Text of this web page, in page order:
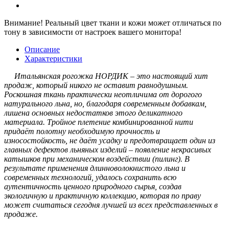
Внимание! Реальный цвет ткани и кожи может отличаться по
тону в зависимости от настроек вашего монитора!
Описание
Характеристики
Итальянская рогожка НОРДИК – это настоящий хит
продаж, который никого не оставит равнодушным.
Роскошная ткань практически неотличима от дорогого
натурального льна, но, благодаря современным добавкам,
лишена основных недостатков этого деликатного
материала. Тройное плетение комбинированной нити
придаёт полотну необходимую прочность и
износостойкость, не даёт усадку и предотвращает один из
главных дефектов льняных изделий – появление некрасивых
катышков при механическом воздействии (пилинг). В
результате применения длинноволокнистого льна и
современных технологий, удалось сохранить всю
аутентичность ценного природного сырья, создав
экологичную и практичную коллекцию, которая по праву
может считаться сегодня лучшей из всех представленных в
продаже.